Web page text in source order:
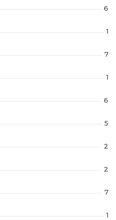
6
1
7
1
6
5
2
2
7
1